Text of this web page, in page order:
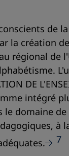
de
la création
régional de
DE
le domaine
à
7